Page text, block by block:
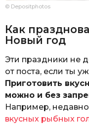
© Depositphotos
Как
Новый год
Эти праздники не
от поста, если ты
Приготовить
можно и без
Например,
вкусных рыбных